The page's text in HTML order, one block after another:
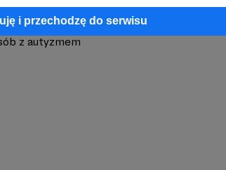
i przechodzę do serwisu
z autyzmem